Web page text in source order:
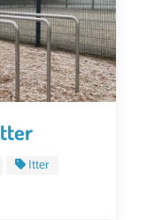
Itter